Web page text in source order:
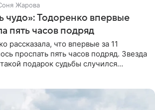
Жарова
чудо»: Тодоренко впервые
пять часов подряд
рассказала, что впервые за 11
проспать пять часов подряд. Звезда
подарок судьбы случился